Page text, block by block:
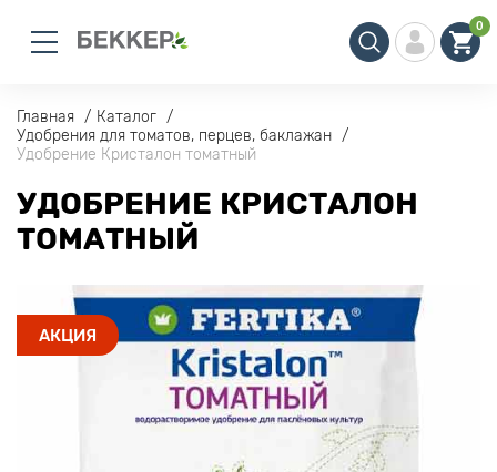
0
Главная
Каталог
Удобрения для томатов, перцев, баклажан
Удобрение Кристалон томатный
УДОБРЕНИЕ КРИСТАЛОН
ТОМАТНЫЙ
АКЦИЯ